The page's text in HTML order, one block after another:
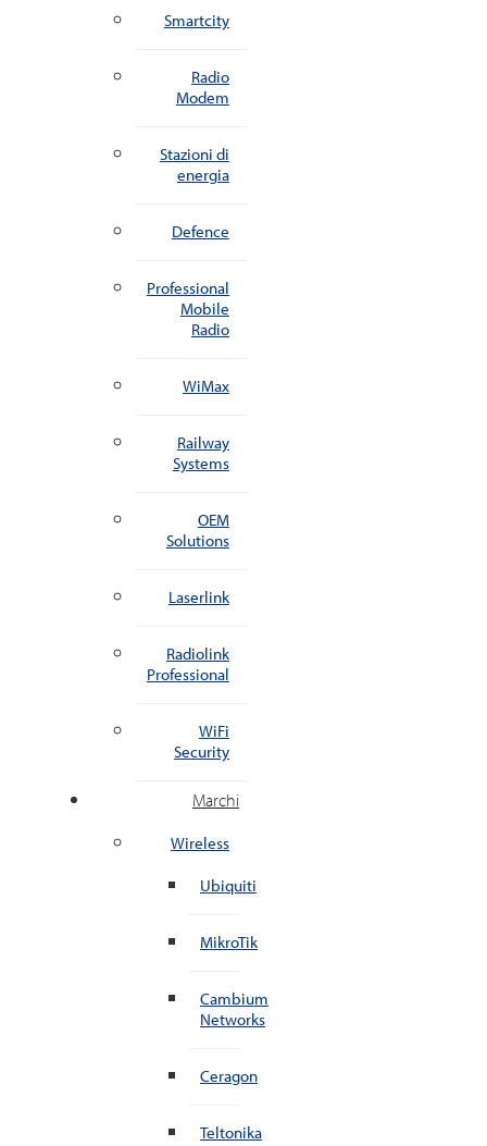
Smartcity
Radio
Modem
Stazioni di
energia
Defence
Professional
Mobile
Radio
WiMax
Railway
Systems
OEM
Solutions
Laserlink
Radiolink
Professional
WiFi
Security
Marchi
Wireless
Ubiquiti
MikroTik
Cambium
Networks
Ceragon
Teltonika